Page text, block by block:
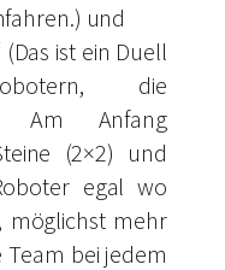
und
ist ein Duell
die
Am Anfang
(2×2) und
egal wo
möglichst mehr
Team bei jedem